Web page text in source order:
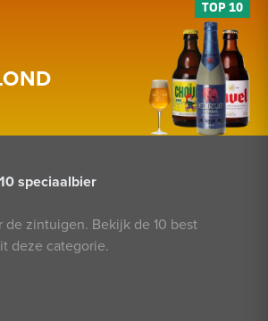
speciaalbier
de zintuigen. Bekijk de 10 best
deze categorie.